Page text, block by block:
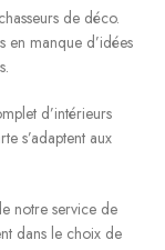
de déco.
en manque d’idées
d’intérieurs
s’adaptent aux
notre service de
dans le choix de